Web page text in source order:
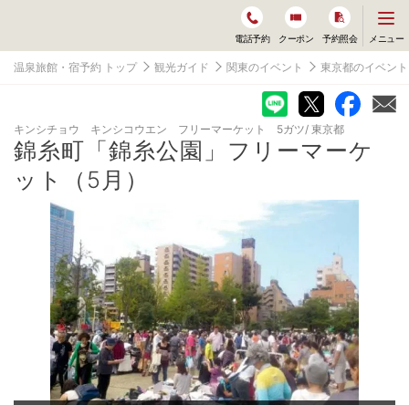
電話予約 クーポン 予約照会
ニ
ー
開
く
メニュー
温泉旅館・宿予約 トップ 観光ガイド 関東のイベント 東京都のイベント
キンシチョウ キンシコウエン フリーマーケット 5ガツ 東京都
錦糸町「錦糸公園」フリーマーケ
ット（5月）